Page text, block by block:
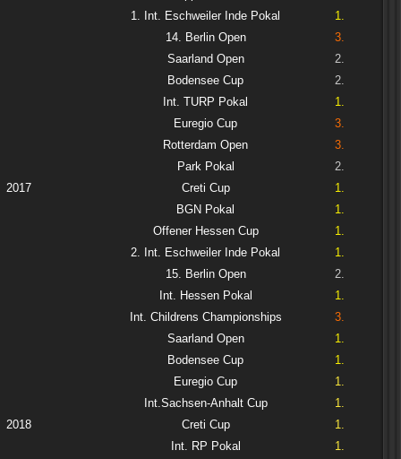
1. Int. Eschweiler Inde Pokal
1.
14. Berlin Open
3.
Saarland Open
2.
Bodensee Cup
2.
Int. TURP Pokal
1.
Euregio Cup
3.
Rotterdam Open
3.
Park Pokal
2.
2017
Creti Cup
1.
BGN Pokal
1.
Offener Hessen Cup
1.
2. Int. Eschweiler Inde Pokal
1.
15. Berlin Open
2.
Int. Hessen Pokal
1.
Int. Childrens Championships
3.
Saarland Open
1.
Bodensee Cup
1.
Euregio Cup
1.
Int.Sachsen-Anhalt Cup
1.
2018
Creti Cup
1.
Int. RP Pokal
1.